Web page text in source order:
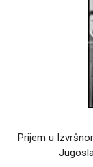
Prijem u